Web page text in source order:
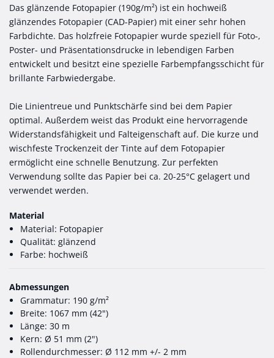
Das glänzende Fotopapier (190g/m²) ist ein hochweiß
glänzendes Fotopapier (CAD-Papier) mit einer sehr hohen
Farbdichte. Das holzfreie Fotopapier wurde speziell für Foto-,
Poster- und Präsentationsdrucke in lebendigen Farben
entwickelt und besitzt eine spezielle Farbempfangsschicht für
brillante Farbwiedergabe.
Die Linientreue und Punktschärfe sind bei dem Papier
optimal. Außerdem weist das Produkt eine hervorragende
Widerstandsfähigkeit und Falteigenschaft auf. Die kurze und
wischfeste Trockenzeit der Tinte auf dem Fotopapier
ermöglicht eine schnelle Benutzung. Zur perfekten
Verwendung sollte das Papier bei ca. 20-25°C gelagert und
verwendet werden.
Material
Material: Fotopapier
Qualität: glänzend
Farbe: hochweiß
Abmessungen
Grammatur: 190 g/m²
Breite: 1067 mm (42")
Länge: 30 m
Kern: Ø 51 mm (2")
Rollendurchmesser: Ø 112 mm +/- 2 mm